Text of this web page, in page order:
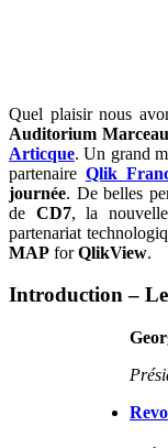
Quel plaisir nous
Auditorium Marceau
Articque. Un grand
partenaire Qlik
journée. De belles
de CD7, la
partenariat
MAP forQlikView.
Introduction –